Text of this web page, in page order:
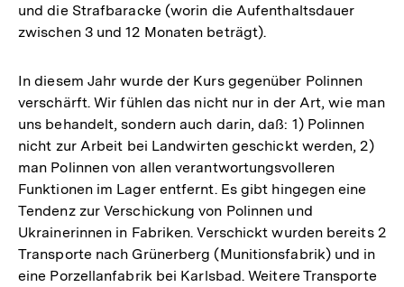
und die Strafbaracke (worin die Aufenthaltsdauer
zwischen 3 und 12 Monaten beträgt).
In diesem Jahr wurde der Kurs gegenüber Polinnen
verschärft. Wir fühlen das nicht nur in der Art, wie man
uns behandelt, sondern auch darin, daß: 1) Polinnen
nicht zur Arbeit bei Landwirten geschickt werden, 2)
man Polinnen von allen verantwortungsvolleren
Funktionen im Lager entfernt. Es gibt hingegen eine
Tendenz zur Verschickung von Polinnen und
Ukrainerinnen in Fabriken. Verschickt wurden bereits 2
Transporte nach Grünerberg (Munitionsfabrik) und in
eine Porzellanfabrik bei Karlsbad. Weitere Transporte